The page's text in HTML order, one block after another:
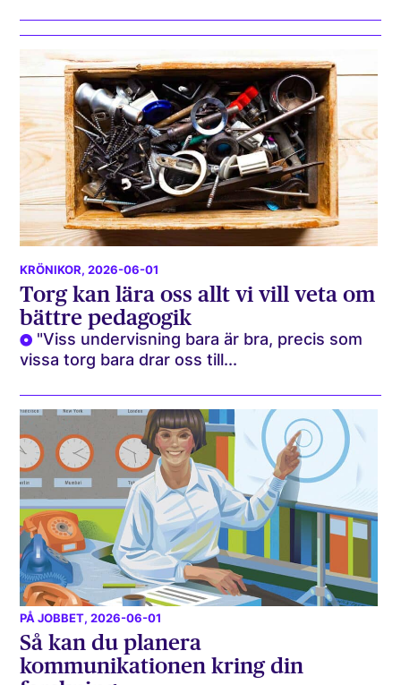
KRÖNIKOR, 2026-06-01
Torg kan lära oss allt vi vill veta om
bättre pedagogik
"Viss undervisning bara är bra, precis som
vissa torg bara drar oss till...
PÅ JOBBET, 2026-06-01
Så kan du planera
kommunikationen kring din